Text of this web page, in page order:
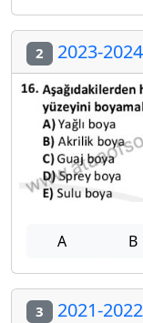
2 2023-
A B
3 2021-